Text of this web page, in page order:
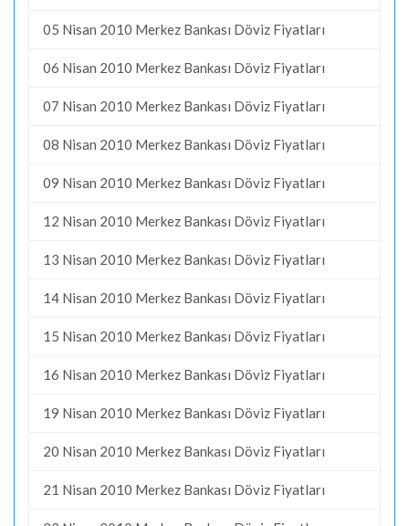
05 Nisan 2010 Merkez Bankası Döviz Fiyatları
06 Nisan 2010 Merkez Bankası Döviz Fiyatları
07 Nisan 2010 Merkez Bankası Döviz Fiyatları
08 Nisan 2010 Merkez Bankası Döviz Fiyatları
09 Nisan 2010 Merkez Bankası Döviz Fiyatları
12 Nisan 2010 Merkez Bankası Döviz Fiyatları
13 Nisan 2010 Merkez Bankası Döviz Fiyatları
14 Nisan 2010 Merkez Bankası Döviz Fiyatları
15 Nisan 2010 Merkez Bankası Döviz Fiyatları
16 Nisan 2010 Merkez Bankası Döviz Fiyatları
19 Nisan 2010 Merkez Bankası Döviz Fiyatları
20 Nisan 2010 Merkez Bankası Döviz Fiyatları
21 Nisan 2010 Merkez Bankası Döviz Fiyatları